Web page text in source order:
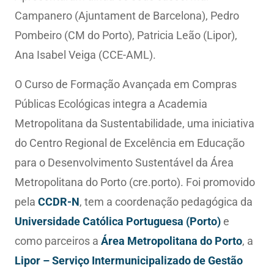
Campanero (Ajuntament de Barcelona), Pedro
Pombeiro (CM do Porto), Patricia Leão (Lipor),
Ana Isabel Veiga (CCE-AML).
O Curso de Formação Avançada em Compras
Públicas Ecológicas integra a Academia
Metropolitana da Sustentabilidade, uma iniciativa
do Centro Regional de Excelência em Educação
para o Desenvolvimento Sustentável da Área
Metropolitana do Porto (cre.porto). Foi promovido
pela CCDR-N, tem a coordenação pedagógica da
Universidade Católica Portuguesa (Porto)e
como parceiros a Área Metropolitana do Porto, a
Lipor – Serviço Intermunicipalizado de Gestão